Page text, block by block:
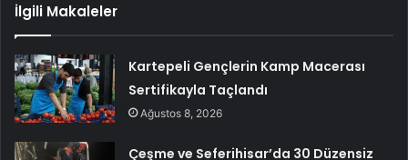
İlgili Makaleler
Kartepeli Gençlerin Kamp Macerası
Sertifikayla Taçlandı
Ağustos 8, 2026
Çeşme ve Seferihisar’da 30 Düzensiz